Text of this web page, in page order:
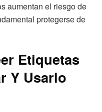
aumentan el riesgo de
protegerse de
Etiquetas
Y Usarlo